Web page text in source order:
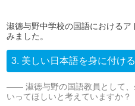
淑徳与野中学校の国語における
みました。
3. 美しい日本語を身に付け
淑徳与野の国語教員として
いってほしいと考えていますか？